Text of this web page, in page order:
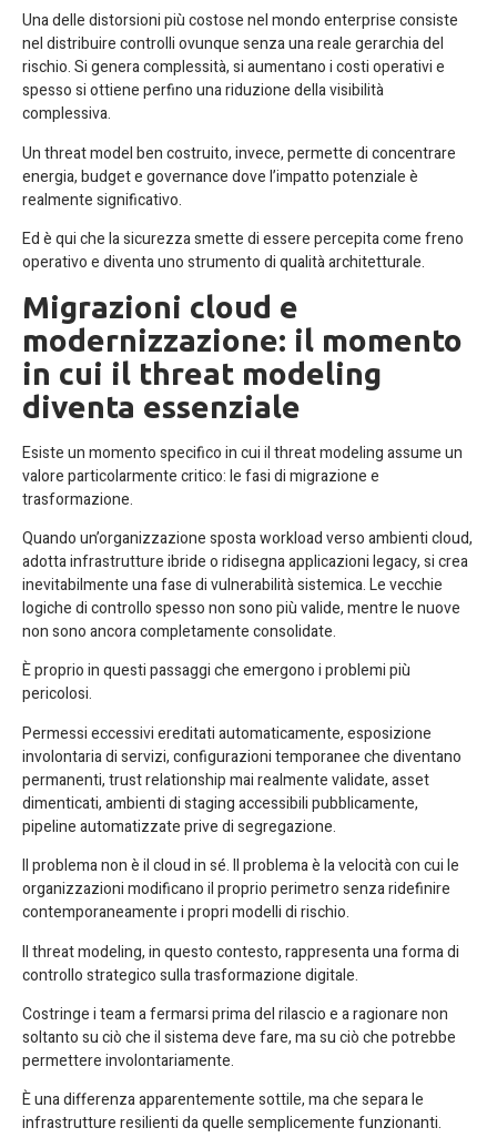
Una delle distorsioni più costose nel mondo enterprise consiste
nel distribuire controlli ovunque senza una reale gerarchia del
rischio. Si genera complessità, si aumentano i costi operativi e
spesso si ottiene perfino una riduzione della visibilità
complessiva.
Un threat model ben costruito, invece, permette di concentrare
energia, budget e governance dove l’impatto potenziale è
realmente significativo.
Ed è qui che la sicurezza smette di essere percepita come freno
operativo e diventa uno strumento di qualità architetturale.
Migrazioni cloud e
modernizzazione: il momento
in cui il threat modeling
diventa essenziale
Esiste un momento specifico in cui il threat modeling assume un
valore particolarmente critico: le fasi di migrazione e
trasformazione.
Quando un’organizzazione sposta workload verso ambienti cloud,
adotta infrastrutture ibride o ridisegna applicazioni legacy, si crea
inevitabilmente una fase di vulnerabilità sistemica. Le vecchie
logiche di controllo spesso non sono più valide, mentre le nuove
non sono ancora completamente consolidate.
È proprio in questi passaggi che emergono i problemi più
pericolosi.
Permessi eccessivi ereditati automaticamente, esposizione
involontaria di servizi, configurazioni temporanee che diventano
permanenti, trust relationship mai realmente validate, asset
dimenticati, ambienti di staging accessibili pubblicamente,
pipeline automatizzate prive di segregazione.
Il problema non è il cloud in sé. Il problema è la velocità con cui le
organizzazioni modificano il proprio perimetro senza ridefinire
contemporaneamente i propri modelli di rischio.
Il threat modeling, in questo contesto, rappresenta una forma di
controllo strategico sulla trasformazione digitale.
Costringe i team a fermarsi prima del rilascio e a ragionare non
soltanto su ciò che il sistema deve fare, ma su ciò che potrebbe
permettere involontariamente.
È una differenza apparentemente sottile, ma che separa le
infrastrutture resilienti da quelle semplicemente funzionanti.